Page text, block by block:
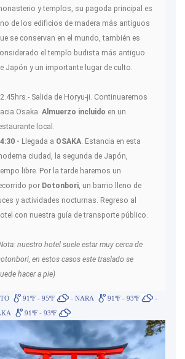
y templos, su pagoda principal es
de los edificios de madera más antiguos
se conservan en el mundo, también es
el templo budista más antiguo
Japón y un importante lugar de culto.
Salida de Horyu-ji. Continuaremos
Osaka. Almuerzo incluido en un
local.
- Llegada a OSAKA . Estancia en esta
ciudad, la segunda de Japón,
libre. Por la tarde haremos un
por Dotonbori , un barrio lleno de
y actividades nocturnas. Regreso al
con nuestra guía de transporte público.
nuestro hotel suele estar muy cerca de
en estos casos este traslado se
hacer a pie)
91ºF - 95ºF - NARA 91ºF - 93ºF
-
91ºF - 93ºF